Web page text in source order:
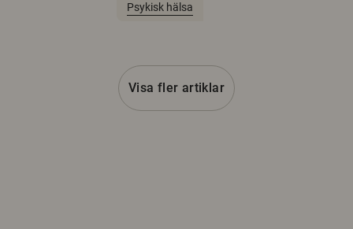
Psykisk hälsa
Visa fler artiklar